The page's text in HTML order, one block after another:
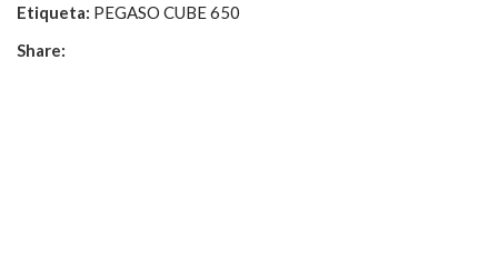
Etiqueta: PEGASO CUBE 650
Share: